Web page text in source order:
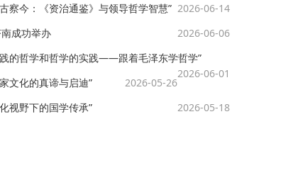
察今：《资治通鉴》与领导哲学智慧” 2026-06-14
成功举办
2026-06-06
的哲学和哲学的实践——跟着毛泽东学哲学”
2026-06-01
文化的真谛与启迪”
2026-05-26
视野下的国学传承”
2026-05-18